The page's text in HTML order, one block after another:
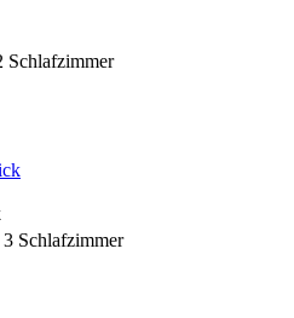
Schlafzimmer
3 Schlafzimmer